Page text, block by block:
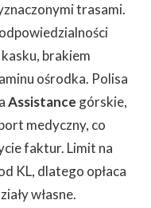
trasami.
brakiem
ośrodka. Polisa
Assistance górskie,
medyczny, co
faktur. Limit na
KL, dlatego opłaca
własne.